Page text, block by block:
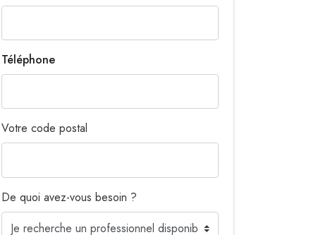
Téléphone
Votre code postal
De quoi avez-vous besoin ?